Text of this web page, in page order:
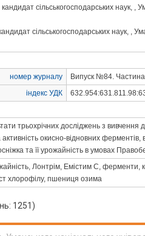
кандидат сільськогосподарських наук, ,
сільськогосподарських наук, ,
номер журналу
Випуск №84.
індекс УДК
трьохрічних досліджень з вивчення
окисно-відновних ферментів,
та її урожайність в умовах
Лонтрім, Емістим С, ферменти,
хлорофілу, пшениця озима
1251)